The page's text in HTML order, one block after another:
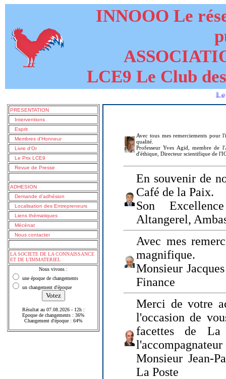
INNOOO Le
LCE9 Le Club
Le livre
PRESENTATION
Interventions
Esprit
Membres d'Honneur
Livre d'Or
Le Prix LCE9
Revue de Presse
ADHESION
Demande d'adhésion
Localisation des Entrepreneurs
Liens thématiques
Mécénat
Nous contacter
LA SOCIETE DE LA CONNAISSANCE
ET DE L'IMMATERIEL
Nous vivons :
une époque de changements
un changement d'époque
Résultat au 07.08.2026 - 12h :
Epoque de changements : 36%
Changement d'époque : 64%
Avec tous mes remerciements pour
qualité.
Professeur Yves Agid, membre de
d'éthique, Directeur scientifique de
En souvenir de
Café de la Paix.
Son
Altangerel,
Avec mes
magnifique.
Monsieur
Finance
Merci de votre
l'occasion de
facettes de
Monsieur Jean-
La Poste